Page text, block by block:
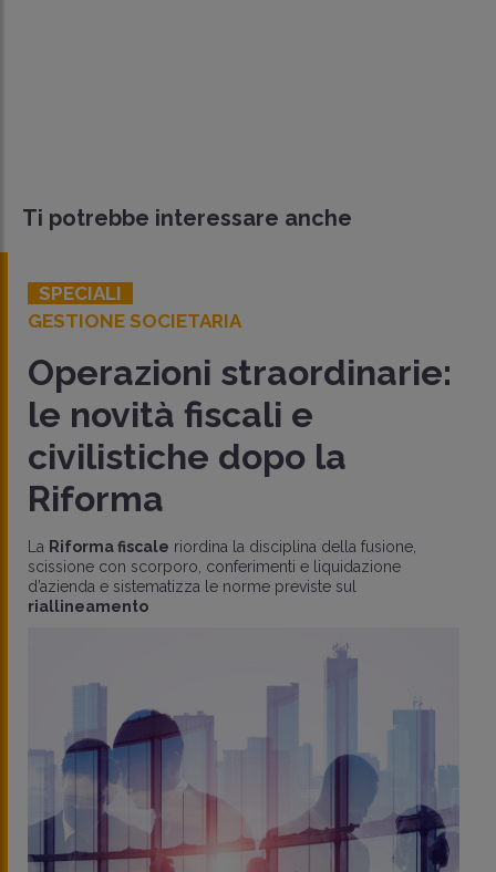
Ti potrebbe interessare anche
SPECIALI
GESTIONE SOCIETARIA
Operazioni straordinarie:
le novità fiscali e
civilistiche dopo la
Riforma
La Riforma fiscale riordina la disciplina della fusione,
scissione con scorporo, conferimenti e liquidazione
d’azienda e sistematizza le norme previste sul
riallineamento